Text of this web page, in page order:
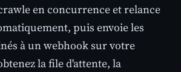
en concurrence et relance
puis envoie les
à un webhook sur votre
la file d'attente, la